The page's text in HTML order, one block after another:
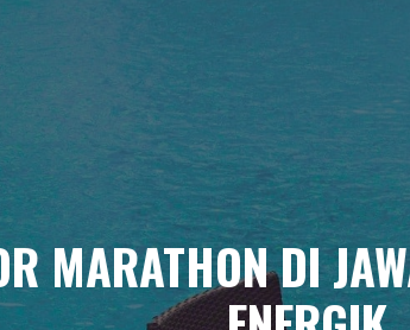
MARATHON DI